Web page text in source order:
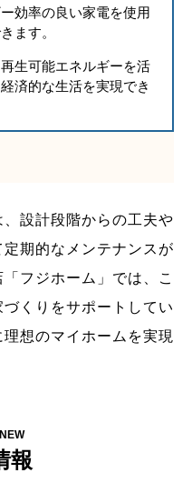
効率の良い家電を使用
ます。
再生可能エネルギーを活
済的な生活を実現でき
設計段階からの工夫や
期的なメンテナンスが
フジホーム」では、こ
くりをサポートしてい
想のマイホームを実現
報